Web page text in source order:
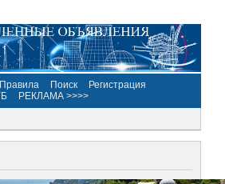
Правила Поиск
Регистрация
РЕКЛАМА >>>>